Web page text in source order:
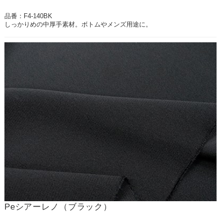
品番：F4-140BK
しっかりめの中厚手素材。ボトムやメンズ用途に。
Peシアーレノ（ブラック）